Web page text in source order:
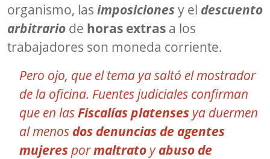
organismo, las imposicionesy el descuento
arbitrario de horas extras a los
trabajadores son moneda corriente.
Pero ojo, que el tema ya saltó el mostrador
de la oficina. Fuentes judiciales confirman
que en lasFiscalías platenses ya duermen
al menos dos denuncias de agentes
mujerespormaltrato yabuso de